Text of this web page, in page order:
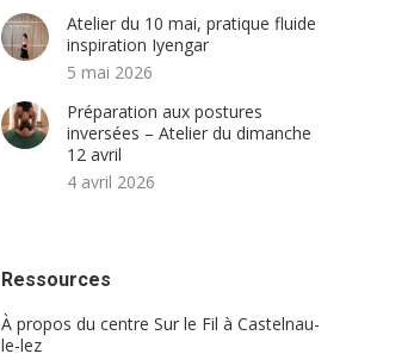
Atelier du 10 mai, pratique fluide
inspiration Iyengar
5 mai 2026
Préparation aux postures
inversées – Atelier du dimanche
12 avril
4 avril 2026
Ressources
À propos du centre Sur le Fil à Castelnau-
le-lez